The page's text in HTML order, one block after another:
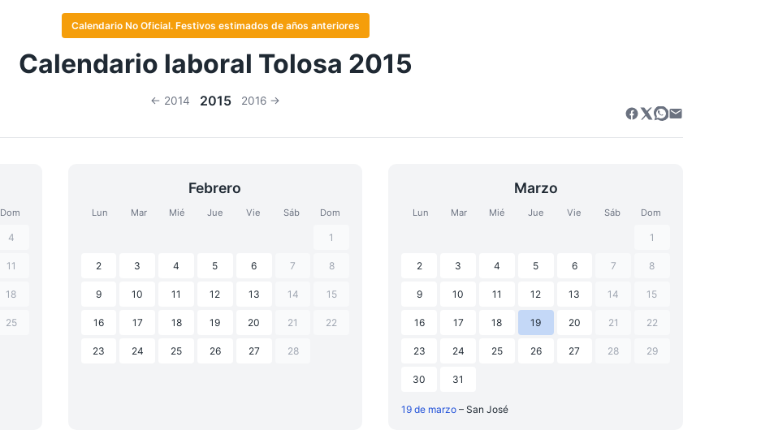
Calendario No Oficial. Festivos estimados de años anteriores
Calendario laboral Tolosa 2015
← 2014 2015 2016 →
Dom
4
11
18
25
Febrero
Lun Mar Mié Jue Vie Sáb Dom
1
2 3 4 5 6 7 8
9 10 11 12 13 14 15
16 17 18 19 20 21 22
23 24 25 26 27 28
Marzo
Lun Mar Mié Jue Vie Sáb Dom
1
2 3 4 5 6 7 8
9 10 11 12 13 14 15
16 17 18 19 20 21 22
23 24 25 26 27 28 29
30 31
19 de marzo– San José